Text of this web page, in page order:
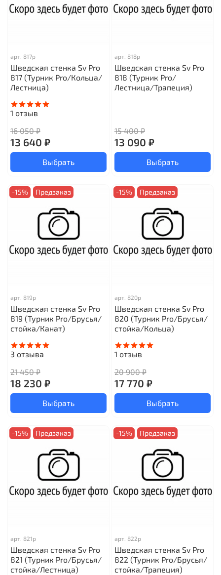
арт. 817р
Шведская стенка Sv Pro
817 (Турник Pro/Кольца/
Лестница)
1 отзыв
16 050 ₽
13 640 ₽
Выбрать
арт. 818р
Шведская стенка Sv Pro
818 (Турник Pro/
Лестница/Трапеция)
15 400 ₽
13 090 ₽
Выбрать
-15% Предзаказ
арт. 819р
Шведская стенка Sv Pro
819 (Турник Pro/Брусья/
стойка/Канат)
3 отзыва
21 450 ₽
18 230 ₽
Выбрать
-15% Предзаказ
арт. 820р
Шведская стенка Sv Pro
820 (Турник Pro/Брусья/
стойка/Кольца)
1 отзыв
20 900 ₽
17 770 ₽
Выбрать
-15% Предзаказ
арт. 821р
Шведская стенка Sv Pro
821 (Турник Pro/Брусья/
стойка/Лестница)
-15% Предзаказ
арт. 822р
Шведская стенка Sv Pro
822 (Турник Pro/Брусья/
стойка/Трапеция)